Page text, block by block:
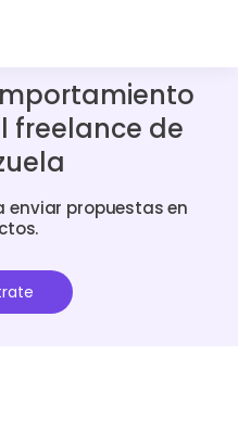
freelance de
enviar propuestas en